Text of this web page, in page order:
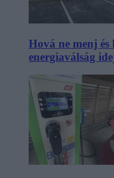
Hová ne menj és
energiaválság